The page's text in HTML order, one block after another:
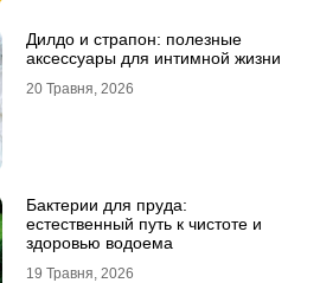
Дилдо и страпон: полезные
аксессуары для интимной жизни
20 Травня, 2026
Бактерии для пруда:
естественный путь к чистоте и
здоровью водоема
19 Травня, 2026